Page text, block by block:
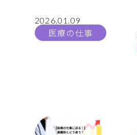
2026.01.09
医療の仕事